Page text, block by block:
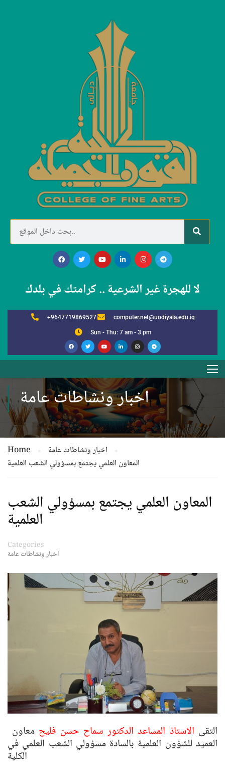
لا للهجرة غير الشرعية .. كرامتك في بلدك
+9647719869527 computer.net@uodiyala.edu.iq
Sun - Thu: 7 am - 3 pm
اخبار ونشاطات عامة
Home
اخبار ونشاطات عامة
المعاون العلمي يجتمع بمسؤولي الشعب العلمية
المعاون العلمي يجتمع بمسؤولي الشعب
العلمية
Categories
اخبار ونشاطات عامة
التقى الاستاذ المساعد الدكتور سماح حسن فليح معاون
العميد للشؤون العلمية بالسادة مسؤولي الشعب العلمي في
الكلية